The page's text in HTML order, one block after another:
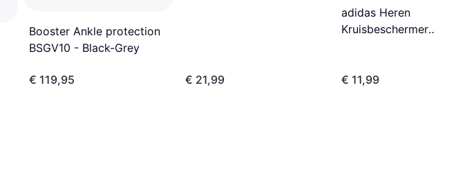
Booster Ankle protection
BSGV10 - Black-Grey
€ 119,95 € 21,99
adidas Heren
Kruisbeschermer
€ 11,99